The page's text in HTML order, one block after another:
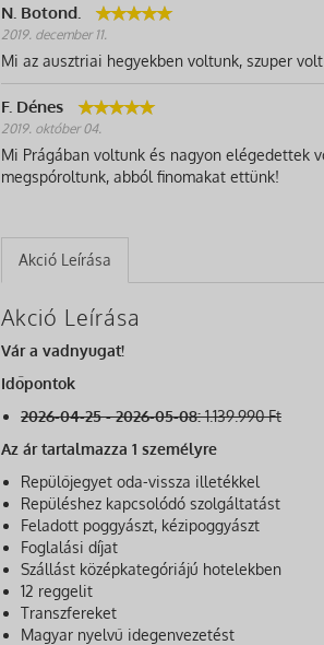
N. Botond.
2019. december 11.
Mi az ausztriai hegyekben voltunk, szuper
F. Dénes
2019. október 04.
Mi Prágában voltunk és nagyon elégedettek
megspóroltunk, abból finomakat ettünk!
Akció Leírása
Akció Leírása
Vár a vadnyugat!
Időpontok
2026-04-25 - 2026-05-08:1.139.990 Ft
Az ár tartalmazza 1 személyre
Repülőjegyet oda-vissza illetékkel
Repüléshez kapcsolódó szolgáltatást
Feladott poggyászt, kézipoggyászt
Foglalási díjat
Szállást középkategóriájú hotelekben
12 reggelit
Transzfereket
Magyar nyelvű idegenvezetést